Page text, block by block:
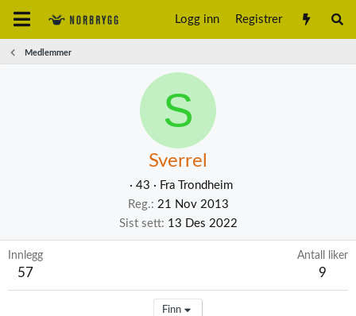
Logg inn Registrer
Medlemmer
S
Sverrel
· 43 · Fra
Trondheim
Reg. 21 Nov 2013
Sist sett
13 Des 2022
Innlegg
57
Antall liker
9
Finn